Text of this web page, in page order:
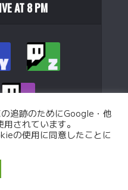
AT 8 PM
追跡のためにGoogle・他
されています。
の使用に同意したことに